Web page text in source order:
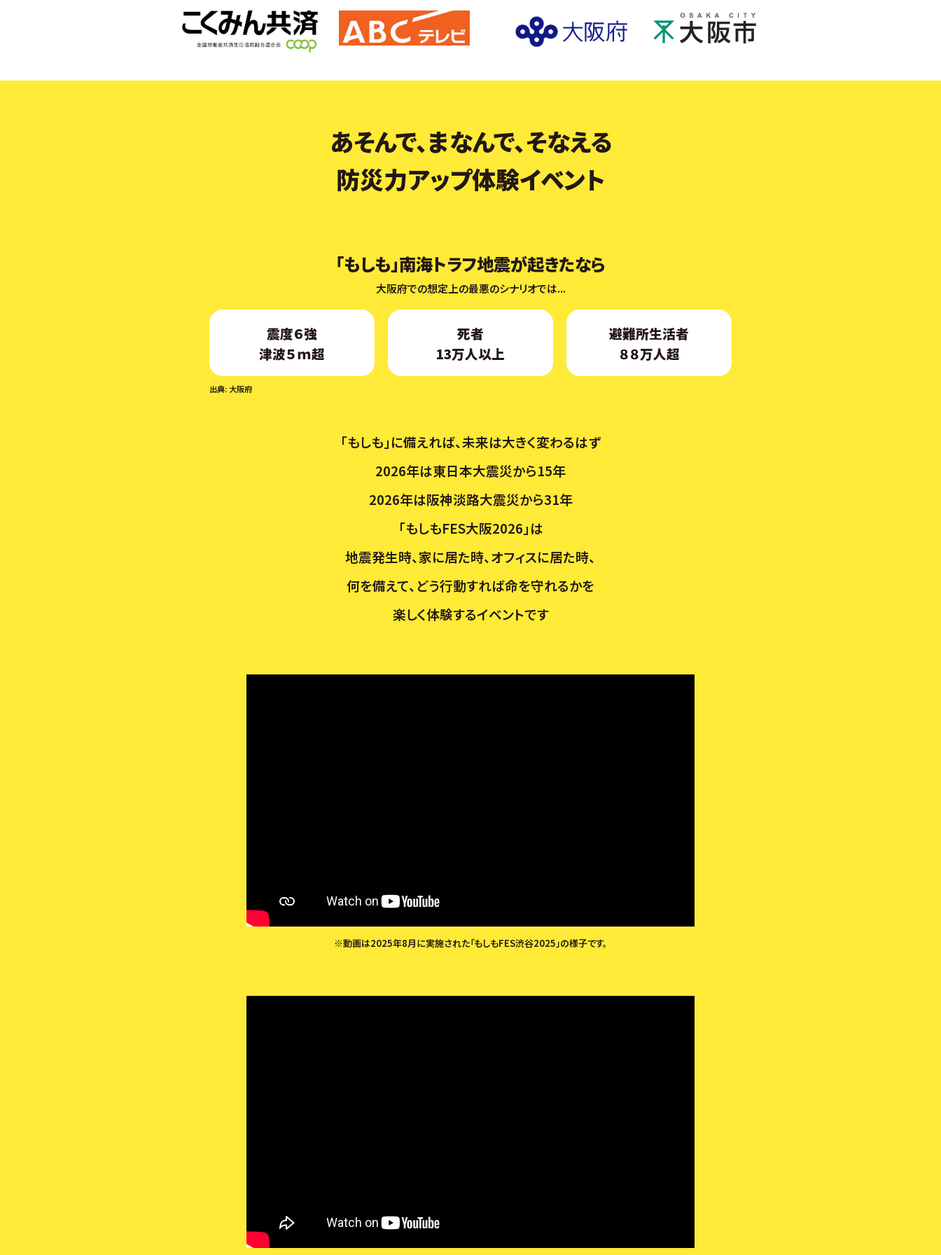
あそんで、まなんで、そなえる
防災力アップ体験イベント
「もしも」南海トラフ地震が起きたなら
大阪府での想定上の最悪のシナリオでは...
震度６強
津波５ｍ超
死者
13万人以上
避難所生活者
８８万人超
出典: 大阪府
「もしも」に備えれば、未来は大きく変わるはず
2026年は東日本大震災から15年
2026年は阪神淡路大震災から31年
「もしもFES大阪2026」は
地震発生時、家に居た時、オフィスに居た時、
何を備えて、どう行動すれば命を守れるかを
楽しく体験するイベントです
※動画は2025年8月に実施された「もしもFES渋谷2025」の様子です。